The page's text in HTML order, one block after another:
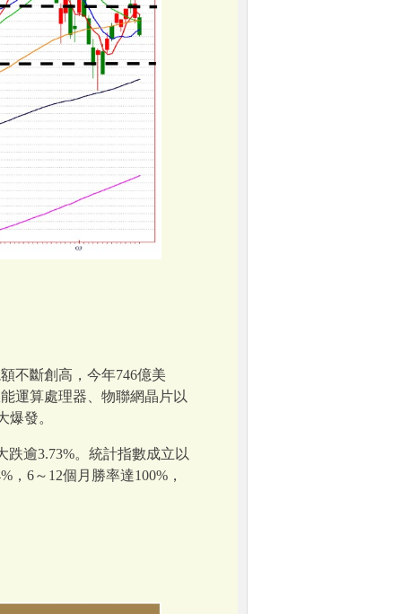
不斷創高，今年746億美
運算處理器、物聯網晶片以
發。
逾3.73%。統計指數成立以
6～12個月勝率達100%，